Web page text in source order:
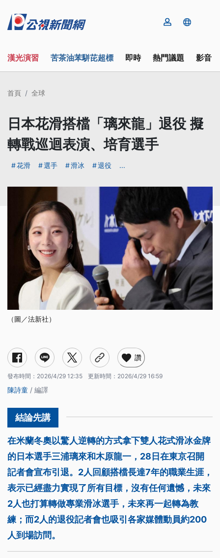
漢光演習 苦茶油苯駢芘超標 即時 熱門議題 影音
首頁 全球
日本花滑搭檔「璃來龍」退役 擬
轉戰巡迴表演、培育選手
花滑 選手 滑冰 退役 ...
（圖／法新社）
讚
發布時間： 2026/4/29 12:35 更新時間： 2026/4/29 16:59
陳詩童 / 編譯
在米蘭冬奧以驚人逆轉的方式拿下雙人花式滑冰金牌
的日本選手三浦璃來和木原龍一，28日在東京召開
記者會宣布引退。2人回顧搭檔長達7年的職業生涯，
表示已經盡力實現了所有目標，沒有任何遺憾，未來
2人也打算轉做專業滑冰選手，未來再一起轉為教
練；而2人的退役記者會也吸引各家媒體動員約200
人到場訪問。